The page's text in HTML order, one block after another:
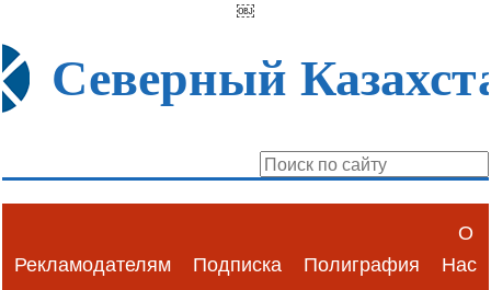
￼
Северный
Рекламодателям Подписка Полиграфия
О
Нас